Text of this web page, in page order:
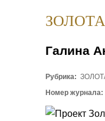
Галина
Рубрика:
Номер журнала: